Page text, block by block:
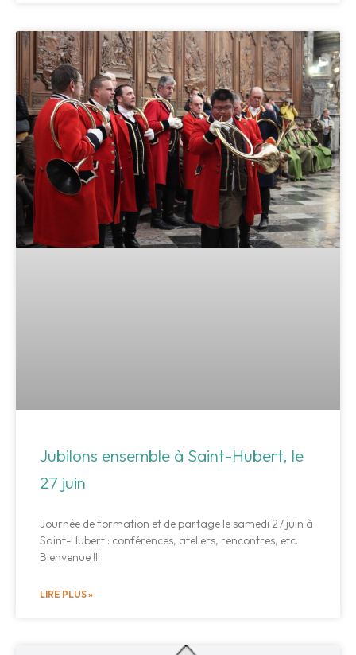
Jubilons ensemble à Saint-Hubert, le
27 juin
Journée de formation et de partage le samedi 27 juin à
Saint-Hubert : conférences, ateliers, rencontres, etc.
Bienvenue !!!
LIRE PLUS »